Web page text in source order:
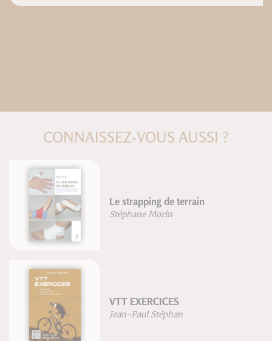
CONNAISSEZ-VOUS AUSSI ?
L'herboristerie
Patrice De Bonneval
Corriger le pied (nouvelle
Frédéric Brigaud